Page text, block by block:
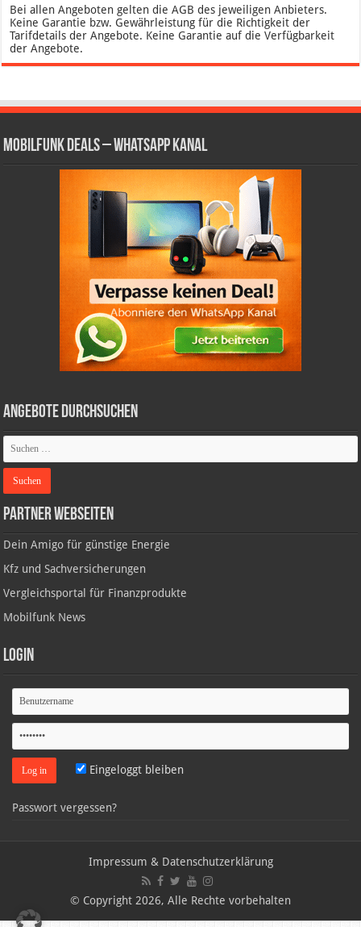
Bei allen Angeboten gelten die AGB des jeweiligen Anbieters.
Keine Garantie bzw. Gewährleistung für die Richtigkeit der
Tarifdetails der Angebote. Keine Garantie auf die Verfügbarkeit
der Angebote.
Mobilfunk Deals – WhatsApp Kanal
Angebote durchsuchen
Partner Webseiten
Dein Amigo für günstige Energie
Kfz und Sachversicherungen
Vergleichsportal für Finanzprodukte
Mobilfunk News
Login
Eingeloggt bleiben
Passwort vergessen?
Impressum & Datenschutzerklärung
© Copyright 2026, Alle Rechte vorbehalten